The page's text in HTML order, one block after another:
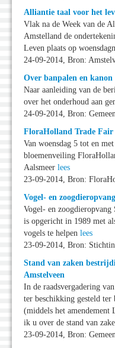
Alliantie taal voor het
Vlak na de Week van de
Amstelland de
Leven plaats op
24-09-2014, Bron:
Over banpalen en kanon
Naar aanleiding van de
over het onderhoud aan
24-09-2014, Bron:
FloraHolland Trade Fair
Van woensdag 5 tot en
bloemenveiling
Aalsmeer lees
23-09-2014, Bron:
Vogel- en
Vogel- en
is opgericht in 1989 met
vogels te helpen lees
23-09-2014, Bron:
Stand van zaken
Amstelveen
In de raadsvergadering
ter beschikking gesteld
(middels het
ik u over de stand van
23-09-2014, Bron: